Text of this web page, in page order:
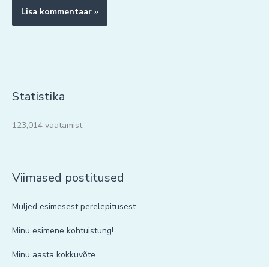
Statistika
123,014 vaatamist
Viimased postitused
Muljed esimesest perelepitusest
Minu esimene kohtuistung!
Minu aasta kokkuvõte